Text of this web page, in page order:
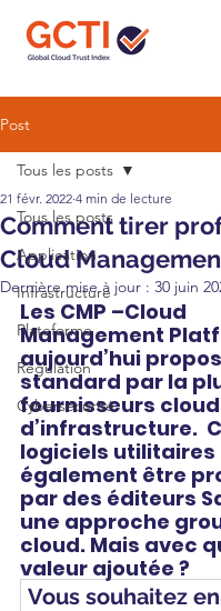
Post
Tous les posts
Application
Infrastructure
Plateforme
Régulation
Cybersécurité
Tous les posts
Comment tirer
Cloud
21 févr. 2022 4 min de lecture
Dernière mise à jour : 30 juin
Les CMP –Cloud
Management
aujourd’hui
standard par la
fournisseurs cloud
d’infrastructure.
logiciels utilitaires
également être
par des éditeurs
une approche
cloud. Mais avec
valeur ajoutée ?
Vous souhaitez